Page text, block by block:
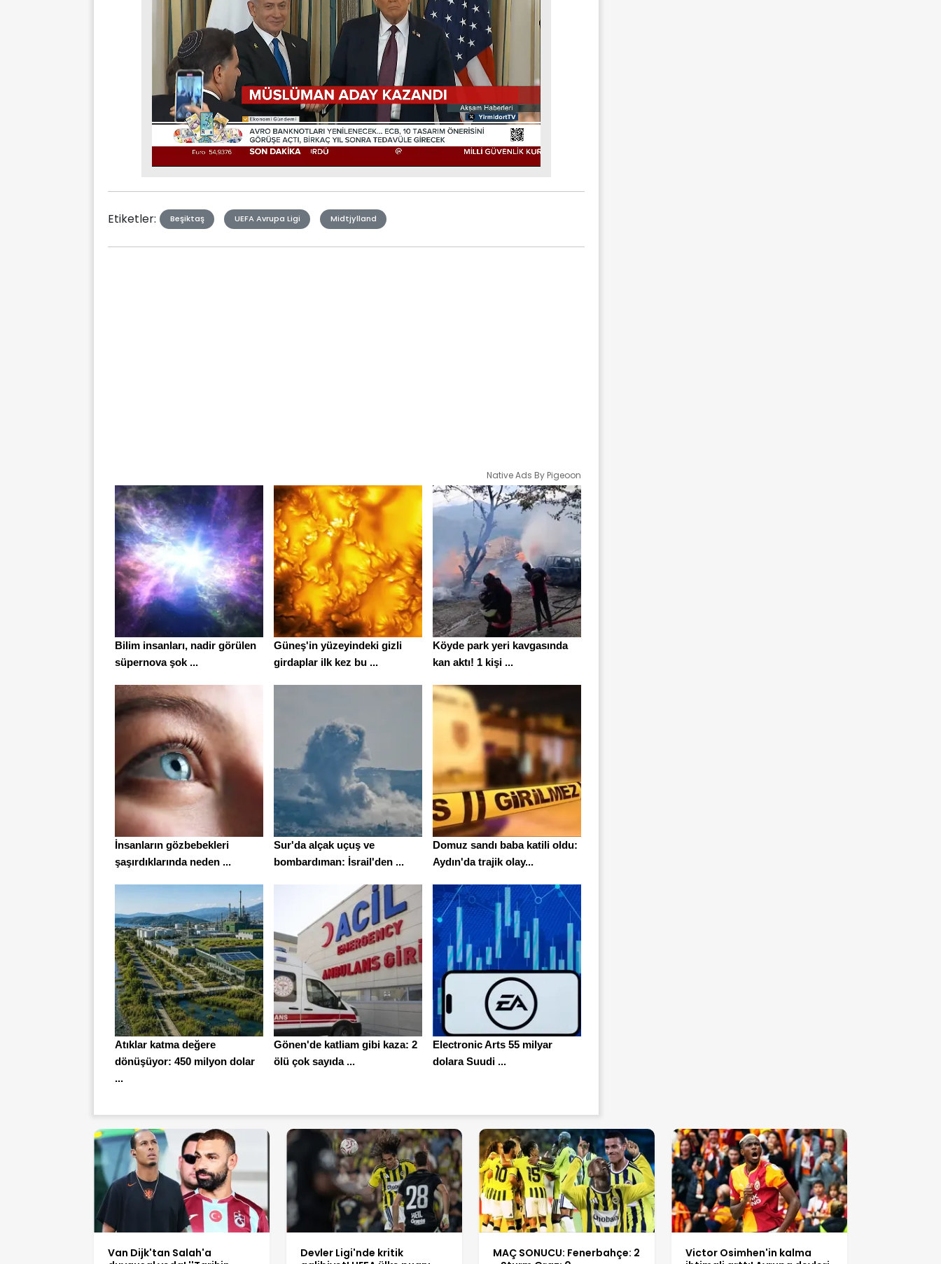
Stream
Etiketler: Beşiktaş UEFA Avrupa Ligi Midtjylland
Native Ads By Pigeoon
Bilim insanları, nadir görülen
süpernova şok ...
Güneş'in yüzeyindeki gizli
girdaplar ilk kez bu ...
Köyde park yeri kavgasında
kan aktı! 1 kişi ...
İnsanların gözbebekleri
şaşırdıklarında neden ...
Sur'da alçak uçuş ve
bombardıman: İsrail'den ...
Domuz sandı baba katili oldu:
Aydın'da trajik olay...
Atıklar katma değere
dönüşüyor: 450 milyon dolar
...
Gönen'de katliam gibi kaza: 2
ölü çok sayıda ...
Electronic Arts 55 milyar
dolara Suudi ...
Van Dijk'tan Salah'a
Devler Ligi'nde kritik
MAÇ SONUCU: Fenerbahçe: 2
Victor Osimhen'in kalma